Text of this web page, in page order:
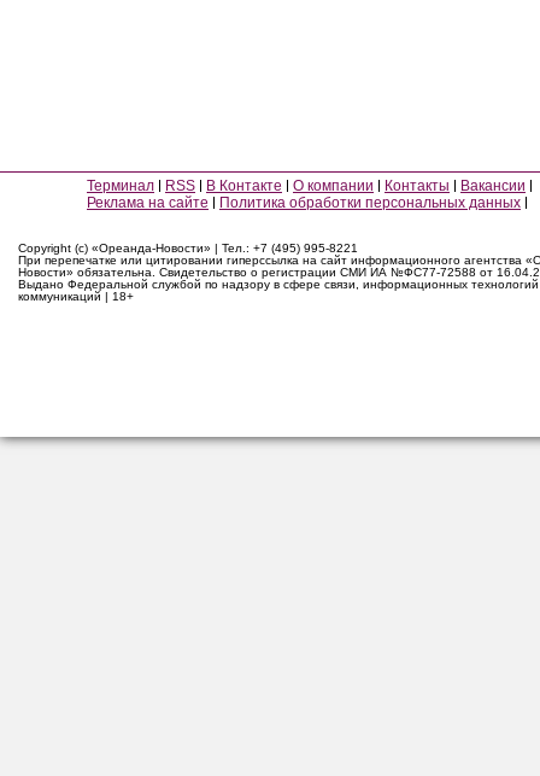
Терминал RSS В Контакте О компании Контакты
Вакансии
Реклама на сайте
Политика обработки персональных данных
Copyright (c) «Ореанда-Новости» | Тел.: +7 (495) 995-8221
При перепечатке или цитировании гиперссылка на сайт информационного агентства
Новости» обязательна. Свидетельство о регистрации СМИ ИА №ФС77-72588 от
Выдано Федеральной службой по надзору в сфере связи, информационных
коммуникаций | 18+